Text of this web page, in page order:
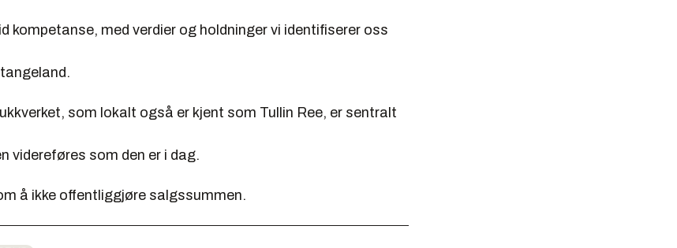
kompetanse, med verdier og holdninger vi identifiserer oss
som lokalt også er kjent som Tullin Ree, er sentralt
videreføres som den er i dag.
å ikke offentliggjøre salgssummen.